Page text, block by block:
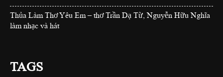
Thủa Làm Thơ Yêu Em – thơ Trần Dạ Từ, Nguyễn Hữu Nghĩa
làm nhạc và hát
TAGS